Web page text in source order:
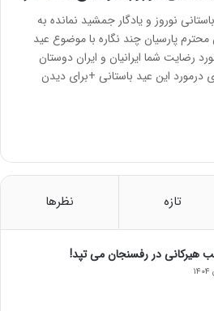
نوروز و یادگار جمشید نمانده به
پارسیان چند نگاره با موضوع عید
رضایت شما ایرانیان و ایران دوستان
درمورد این عید باستانی +برای دیدن
تازه نظرها
هیرکانی در رفسنجان می تپد!